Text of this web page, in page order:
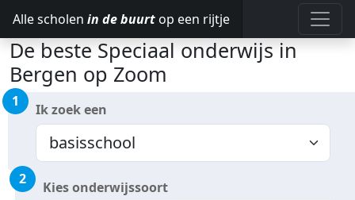
Alle scholen in de buurt op een rijtje
De beste Speciaal onderwijs in
Bergen op Zoom
1 Ik zoek een
2 Kies onderwijssoort